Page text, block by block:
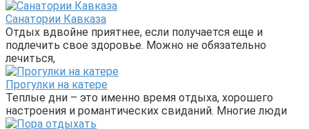
Санатории Кавказа
Отдых вдвойне приятнее, если получается еще и
подлечить свое здоровье. Можно не обязательно
лечиться,
Прогулки на катере
Теплые дни – это именно время отдыха, хорошего
настроения и романтических свиданий. Многие люди